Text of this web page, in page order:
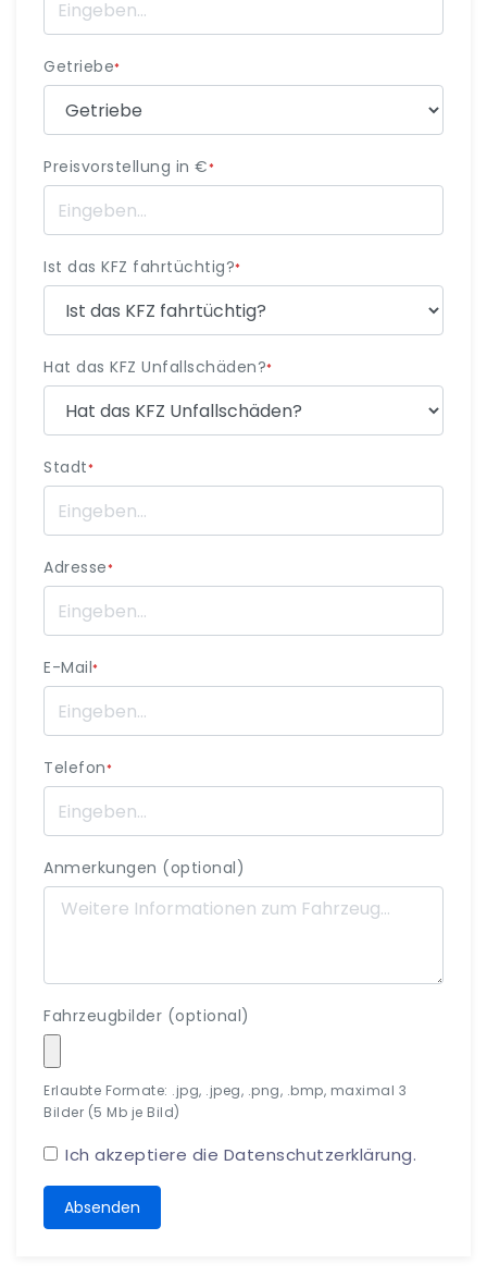
Getriebe*
Preisvorstellung in €*
Ist das KFZ fahrtüchtig?*
Hat das KFZ Unfallschäden?*
Stadt*
Adresse*
E-Mail*
Telefon*
Anmerkungen (optional)
Fahrzeugbilder (optional)
Erlaubte Formate: .jpg, .jpeg, .png, .bmp, maximal 3
Bilder (5 Mb je Bild)
Ich akzeptiere die Datenschutzerklärung.
Absenden